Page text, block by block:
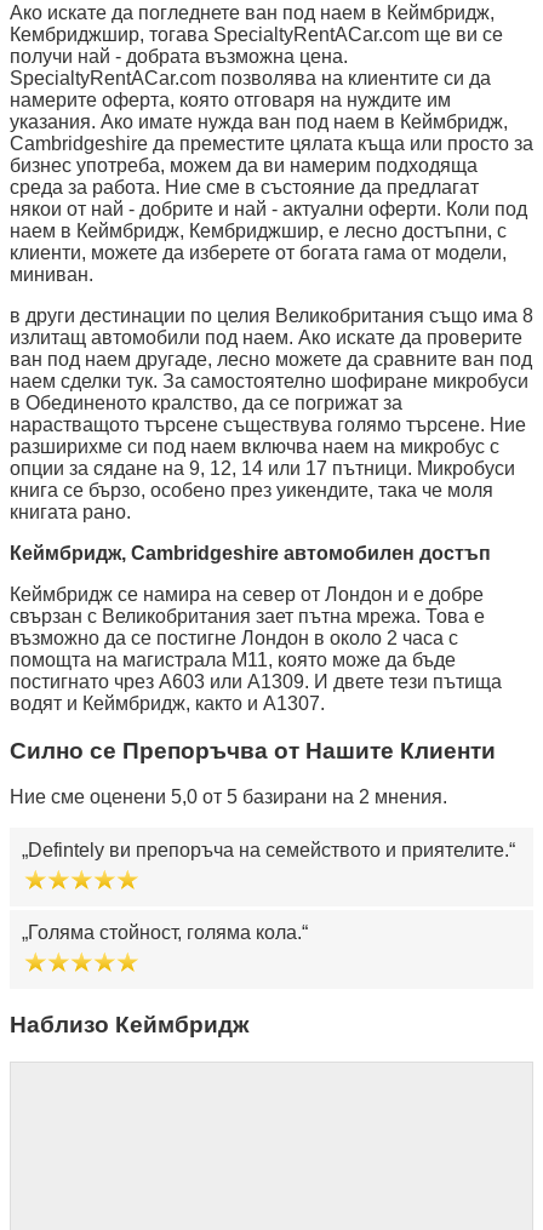
Ако искате да погледнете ван под наем в Кеймбридж,
Кембриджшир, тогава SpecialtyRentACar.com ще ви се
получи най - добрата възможна цена.
SpecialtyRentACar.com позволява на клиентите си да
намерите оферта, която отговаря на нуждите им
указания. Ако имате нужда ван под наем в Кеймбридж,
Cambridgeshire да преместите цялата къща или просто за
бизнес употреба, можем да ви намерим подходяща
среда за работа. Ние сме в състояние да предлагат
някои от най - добрите и най - актуални оферти. Коли под
наем в Кеймбридж, Кембриджшир, е лесно достъпни, с
клиенти, можете да изберете от богата гама от модели,
миниван.
в други дестинации по целия Великобритания също има 8
излитащ автомобили под наем. Ако искате да проверите
ван под наем другаде, лесно можете да сравните ван под
наем сделки тук. За самостоятелно шофиране микробуси
в Обединеното кралство, да се погрижат за
нарастващото търсене съществува голямо търсене. Ние
разширихме си под наем включва наем на микробус с
опции за сядане на 9, 12, 14 или 17 пътници. Микробуси
книга се бързо, особено през уикендите, така че моля
книгата рано.
Кеймбридж, Cambridgeshire автомобилен достъп
Кеймбридж се намира на север от Лондон и е добре
свързан с Великобритания зает пътна мрежа. Това е
възможно да се постигне Лондон в около 2 часа с
помощта на магистрала М11, която може да бъде
постигнато чрез A603 или A1309. И двете тези пътища
водят и Кеймбридж, както и A1307.
Силно се Препоръчва от Нашите Клиенти
Ние сме оценени 5,0 от 5 базирани на 2 мнения.
Defintely ви препоръча на семейството и приятелите.
Голяма стойност, голяма кола.
Наблизо Кеймбридж